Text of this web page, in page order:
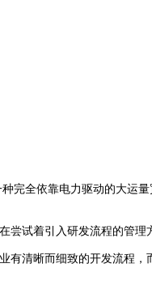
完全依靠电力驱动的大运
试着引入研发流程的管理
清晰而细致的开发流程，